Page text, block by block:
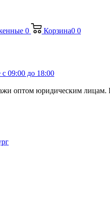
0 Корзина0 0
с 09:00 до 18:00
оптом юридическим лицам.